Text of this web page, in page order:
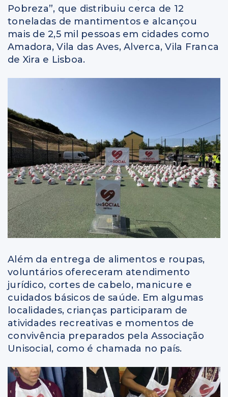
Pobreza”, que distribuiu cerca de 12
toneladas de mantimentos e alcançou
mais de 2,5 mil pessoas em cidades como
Amadora, Vila das Aves, Alverca, Vila Franca
de Xira e Lisboa.
Além da entrega de alimentos e roupas,
voluntários ofereceram atendimento
jurídico, cortes de cabelo, manicure e
cuidados básicos de saúde. Em algumas
localidades, crianças participaram de
atividades recreativas e momentos de
convivência preparados pela Associação
Unisocial, como é chamada no país.